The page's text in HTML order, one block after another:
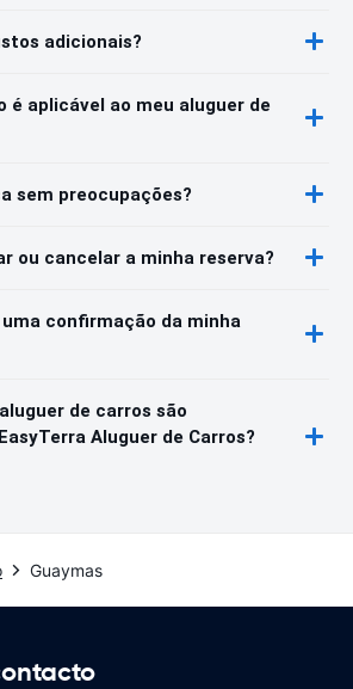
adicionais?
é aplicável ao meu aluguer de
sem preocupações?
ou cancelar a minha reserva?
confirmação da minha
de carros são
Aluguer de Carros?
Guaymas